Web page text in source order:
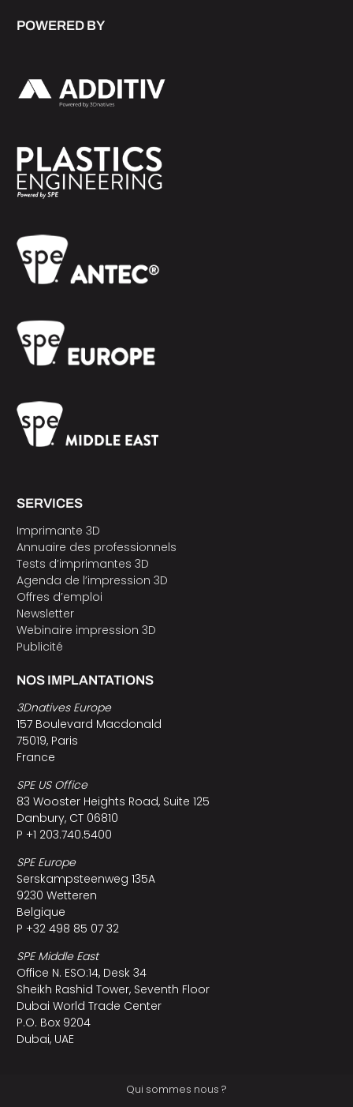
POWERED BY
SERVICES
Imprimante 3D
Annuaire des professionnels
Tests d’imprimantes 3D
Agenda de l’impression 3D
Offres d’emploi
Newsletter
Webinaire impression 3D
Publicité
NOS IMPLANTATIONS
3Dnatives Europe
157 Boulevard Macdonald
75019, Paris
France
SPE US Office
83 Wooster Heights Road, Suite 125
Danbury, CT 06810
P +1 203.740.5400
SPE Europe
Serskampsteenweg 135A
9230 Wetteren
Belgique
P +32 498 85 07 32
SPE Middle East
Office N. ESO:14, Desk 34
Sheikh Rashid Tower, Seventh Floor
Dubai World Trade Center
P.O. Box 9204
Dubai, UAE
Qui sommes nous ?